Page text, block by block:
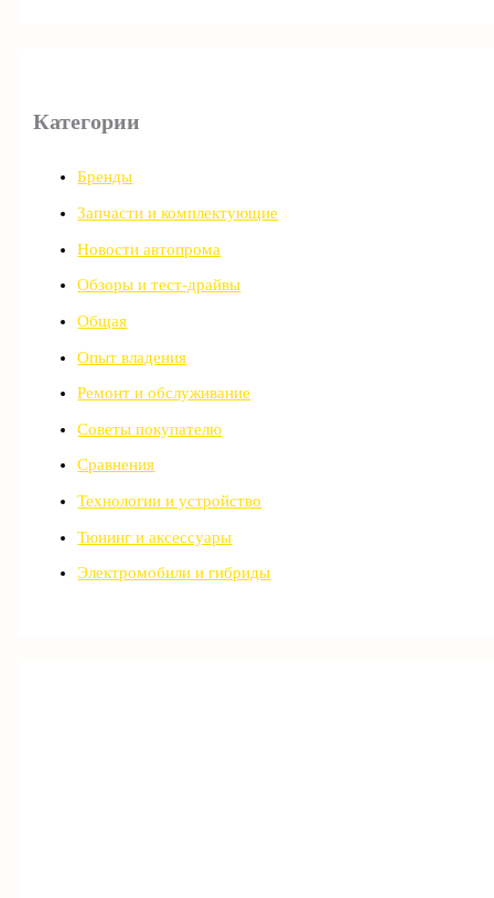
Категории
Бренды
Запчасти и комплектующие
Новости автопрома
Обзоры и тест-драйвы
Общая
Опыт владения
Ремонт и обслуживание
Советы покупателю
Сравнения
Технологии и устройство
Тюнинг и аксессуары
Электромобили и гибриды